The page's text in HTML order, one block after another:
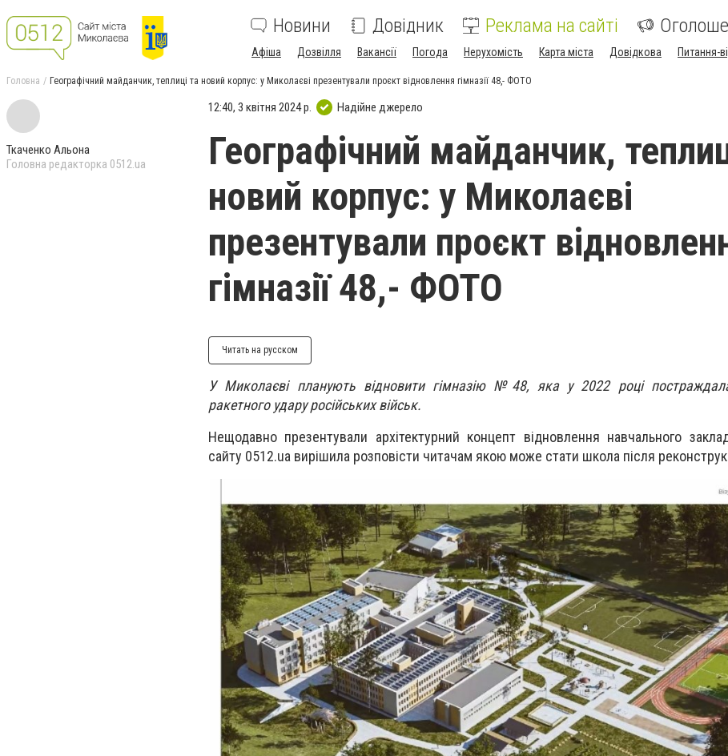
Новини Довідник Реклама на сайті
Афіша Дозвілля Вакансії Погода Нерухомість Карта міста Довідкова Питання-
Головна Географічний майданчик, теплиці та новий корпус: у Миколаєві презентували проєкт відновлення гімназії 48,- ФОТО
Ткаченко Альона
Головна редакторка 0512.ua
12:40, 3 квітня 2024 р. Надійне джерело
Географічний майданчик,
новий корпус: у Миколаєві
презентували проєкт
гімназії 48,- ФОТО
Читать на русском
У Миколаєві планують відновити гімназію №48, яка у 2022 році
ракетного удару російських військ.
Нещодавно презентували архітектурний концепт відновлення навчального
сайту 0512.ua вирішила розповісти читачам якою може стати школа після